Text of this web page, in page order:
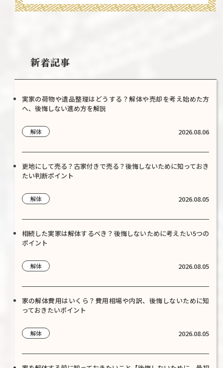
新着記事
実家の荷物や遺品整理はどうする？解体や売却を考え始めた方
へ、後悔しない進め方を解説
解体 2026.08.06
更地にして売る？古家付きで売る？後悔しないために知っておき
たい判断ポイント
解体 2026.08.05
相続した実家は解体するべき？後悔しないために考えたい5つの
ポイント
解体 2026.08.05
家の解体費用はいくら？費用相場や内訳、後悔しないために知
っておきたいポイント
解体 2026.08.05